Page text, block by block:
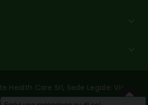


Care Srl, Sede Legale: Via G.
Torino - P.Iva/C.F. 10789230017 - REA: